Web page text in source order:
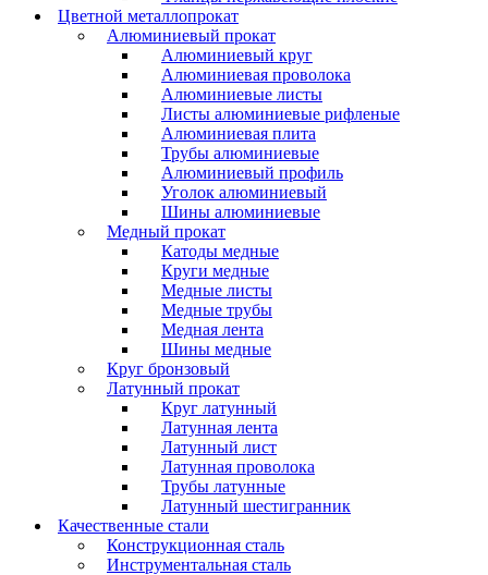
Цветной металлопрокат
Алюминиевый прокат
Алюминиевый круг
Алюминиевая проволока
Алюминиевые листы
Листы алюминиевые рифленые
Алюминиевая плита
Трубы алюминиевые
Алюминиевый профиль
Уголок алюминиевый
Шины алюминиевые
Медный прокат
Катоды медные
Круги медные
Медные листы
Медные трубы
Медная лента
Шины медные
Круг бронзовый
Латунный прокат
Круг латунный
Латунная лента
Латунный лист
Латунная проволока
Трубы латунные
Латунный шестигранник
Качественные стали
Конструкционная сталь
Инструментальная сталь